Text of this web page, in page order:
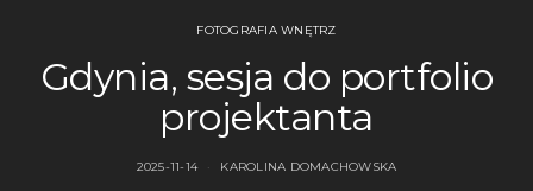
FOTOGRAFIA WNĘTRZ
Gdynia, sesja do portfolio
projektanta
2025-11-14 KAROLINA DOMACHOWSKA